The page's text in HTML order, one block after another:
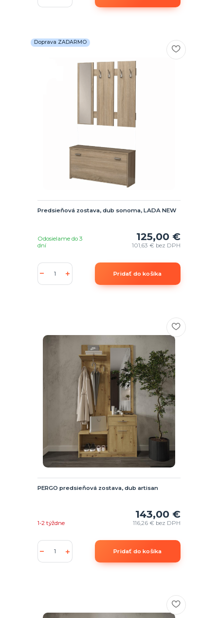
Doprava ZADARMO
Predsieňová zostava, dub sonoma, LADA NEW
125,00 €
101,63 € bez DPH
Odosielame do 3
dní
Pridať do košíka
PERGO predsieňová zostava, dub artisan
143,00 €
116,26 € bez DPH
1-2 týždne
Pridať do košíka